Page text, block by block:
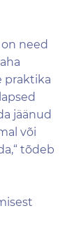
need
praktika
jäänud
või
tõdeb